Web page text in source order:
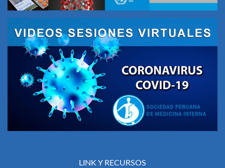
LINK Y RECURSOS